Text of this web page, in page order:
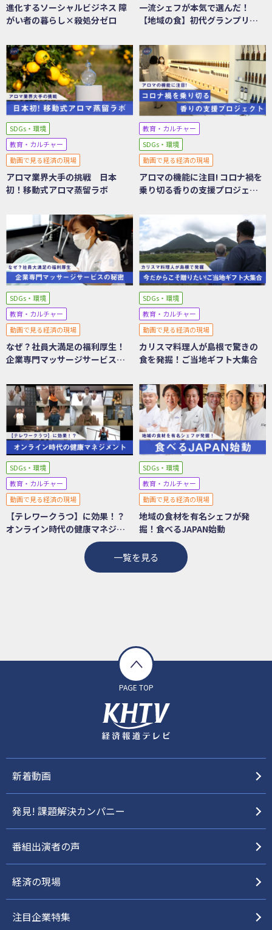
進化するソーシャルビジネス 障
がい者の暮らし×殺処分ゼロ
一流シェフが本気で選んだ！
【地域の食】初代グランプリ
SDGs・環境
教育・カルチャー
動画で見る経済の現場
アロマ業界大手の挑戦 日本
初！移動式アロマ蒸留ラボ
教育・カルチャー
SDGs・環境
動画で見る経済の現場
アロマの機能に注目! コロナ禍を
乗り切る香りの支援プロジェク
SDGs・環境
教育・カルチャー
動画で見る経済の現場
なぜ？社員大満足の福利厚生！
企業専門マッサージサービスの
SDGs・環境
教育・カルチャー
動画で見る経済の現場
カリスマ料理人が島根で驚きの
食を発掘！ご当地ギフト大集合
SDGs・環境
教育・カルチャー
動画で見る経済の現場
【テレワークうつ】に効果！？
オンライン時代の健康マネジメ
SDGs・環境
教育・カルチャー
動画で見る経済の現場
地域の食材を有名シェフが発
掘！食べるJAPAN始動
一覧を見る
PAGE TOP
新着動画
発見! 課題解決カンパニー
番組出演者の声
経済の現場
注目企業特集